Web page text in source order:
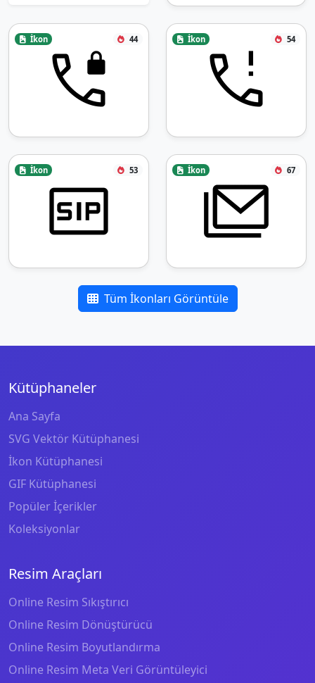
İkon 44 İkon 54
İkon 53 İkon 67
Tüm İkonları Görüntüle
Kütüphaneler
Ana Sayfa
SVG Vektör Kütüphanesi
İkon Kütüphanesi
GIF Kütüphanesi
Popüler İçerikler
Koleksiyonlar
Resim Araçları
Online Resim Sıkıştırıcı
Online Resim Dönüştürücü
Online Resim Boyutlandırma
Online Resim Meta Veri Görüntüleyici